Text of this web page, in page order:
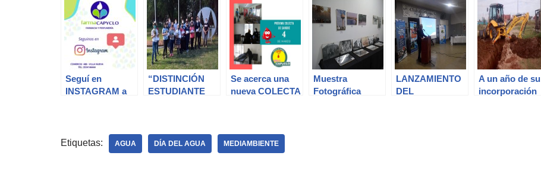
Seguí en
INSTAGRAM a
“DISTINCIÓN
ESTUDIANTE
Se acerca una
nueva COLECTA
Muestra
Fotográfica
LANZAMIENTO
DEL
A un año de su
incorporación
Etiquetas: AGUA DÍA DEL AGUA MEDIAMBIENTE